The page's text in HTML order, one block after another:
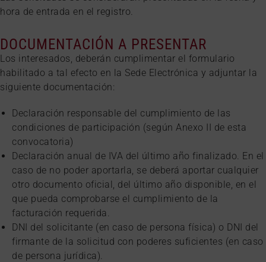
hora de entrada en el registro.
DOCUMENTACIÓN A PRESENTAR
Los interesados, deberán cumplimentar el formulario
habilitado a tal efecto en la Sede Electrónica y adjuntar la
siguiente documentación:
Declaración responsable del cumplimiento de las
condiciones de participación (según Anexo II de esta
convocatoria)
Declaración anual de IVA del último año finalizado. En el
caso de no poder aportarla, se deberá aportar cualquier
otro documento oficial, del último año disponible, en el
que pueda comprobarse el cumplimiento de la
facturación requerida.
DNI del solicitante (en caso de persona física) o DNI del
firmante de la solicitud con poderes suficientes (en caso
de persona jurídica).